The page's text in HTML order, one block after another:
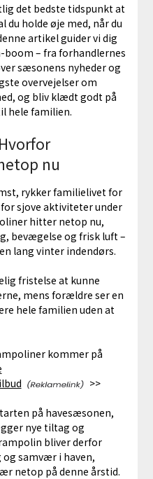
det bedste tidspunkt at
du holde øje med, når du
artikel guider vi dig
– fra forhandlernes
sæsonens nyheder og
overvejelser om
og bliv klædt godt på
hele familien.
nu
rykker familielivet for
sjove aktiviteter under
hitter netop nu,
bevægelse og frisk luft –
lang vinter indendørs.
fristelse at kunne
mens forældre ser en
hele familien uden at
kommer på
>>
på havesæsonen,
nye tiltag og
bliver derfor
samvær i haven,
netop på denne årstid.